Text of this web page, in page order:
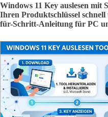
Windows 11 Key auslesen mit
Ihren Produktschlüssel
für-Schritt-Anleitung für PC